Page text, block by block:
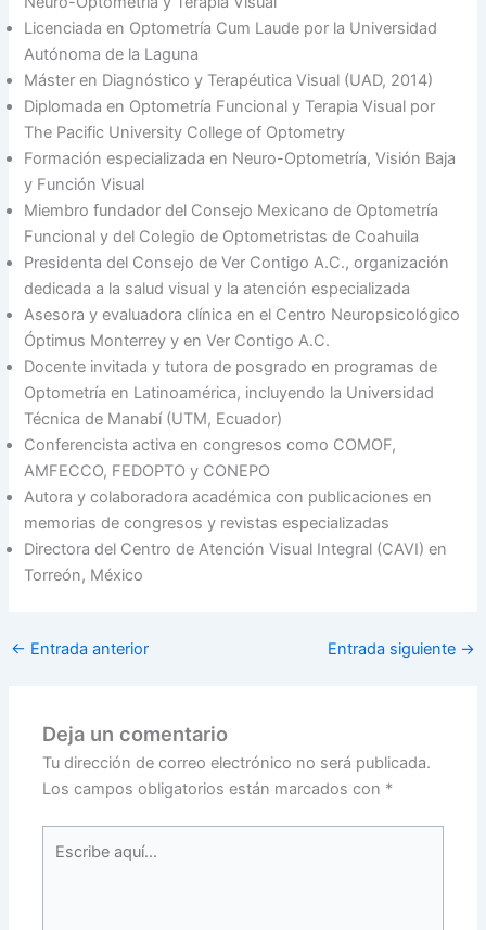
Licenciada en Optometría Cum Laude por la Universidad
Autónoma de la Laguna
Máster en Diagnóstico y Terapéutica Visual (UAD, 2014)
Diplomada en Optometría Funcional y Terapia Visual por
The Pacific University College of Optometry
Formación especializada en Neuro-Optometría, Visión Baja
y Función Visual
Miembro fundador del Consejo Mexicano de Optometría
Funcional y del Colegio de Optometristas de Coahuila
Presidenta del Consejo de Ver Contigo A.C., organización
dedicada a la salud visual y la atención especializada
Asesora y evaluadora clínica en el Centro Neuropsicológico
Óptimus Monterrey y en Ver Contigo A.C.
Docente invitada y tutora de posgrado en programas de
Optometría en Latinoamérica, incluyendo la Universidad
Técnica de Manabí (UTM, Ecuador)
Conferencista activa en congresos como COMOF,
AMFECCO, FEDOPTO y CONEPO
Autora y colaboradora académica con publicaciones en
memorias de congresos y revistas especializadas
Directora del Centro de Atención Visual Integral (CAVI) en
Torreón, México
← Entrada anterior Entrada siguiente →
Deja un comentario
Tu dirección de correo electrónico no será publicada.
Los campos obligatorios están marcados con *
aquí...